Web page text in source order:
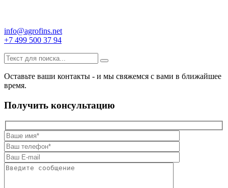
info@agrofins.net
+7 499 500 37 94
Оставьте ваши контакты - и мы свяжемся с вами в ближайшее
время.
Получить консультацию